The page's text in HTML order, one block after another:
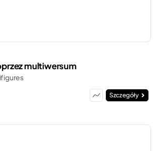
multiwersum
Szczegóły